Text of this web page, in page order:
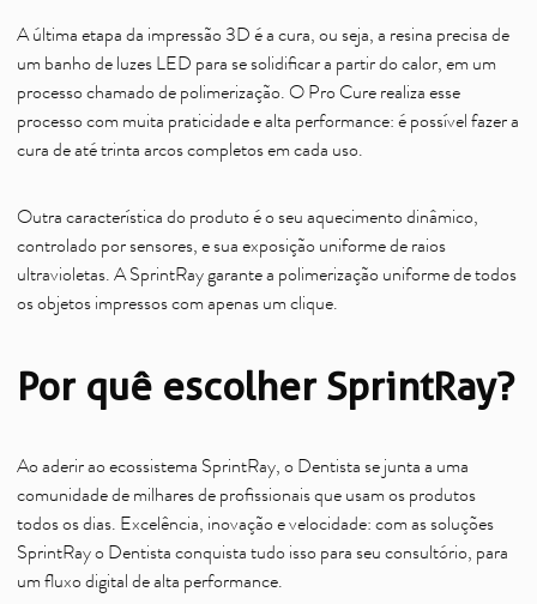
A última etapa da impressão 3D é a cura, ou seja, a resina precisa de
um banho de luzes LED para se solidificar a partir do calor, em um
processo chamado de polimerização. O Pro Cure realiza esse
processo com muita praticidade e alta performance: é possível fazer a
cura de até trinta arcos completos em cada uso.
Outra característica do produto é o seu aquecimento dinâmico,
controlado por sensores, e sua exposição uniforme de raios
ultravioletas. A SprintRay garante a polimerização uniforme de todos
os objetos impressos com apenas um clique.
Por quê escolher SprintRay?
Ao aderir ao ecossistema SprintRay, o Dentista se junta a uma
comunidade de milhares de profissionais que usam os produtos
todos os dias. Excelência, inovação e velocidade: com as soluções
SprintRay o Dentista conquista tudo isso para seu consultório, para
um fluxo digital de alta performance.